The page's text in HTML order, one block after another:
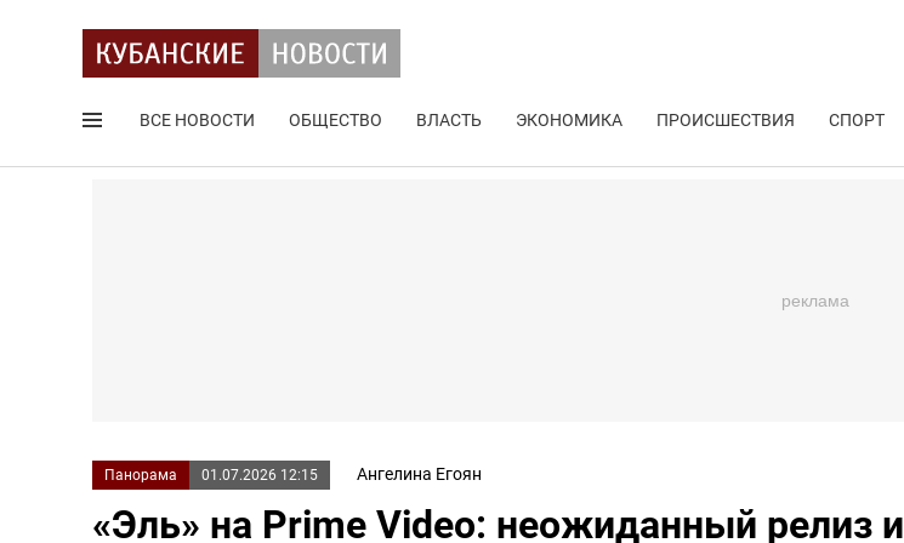
ВСЕ НОВОСТИ ОБЩЕСТВО ВЛАСТЬ ЭКОНОМИКА ПРОИСШЕСТВИЯ СПОРТ
Панорама 01.07.2026 12:15 Ангелина Егоян
«Эль» на Prime Video: неожиданный релиз и